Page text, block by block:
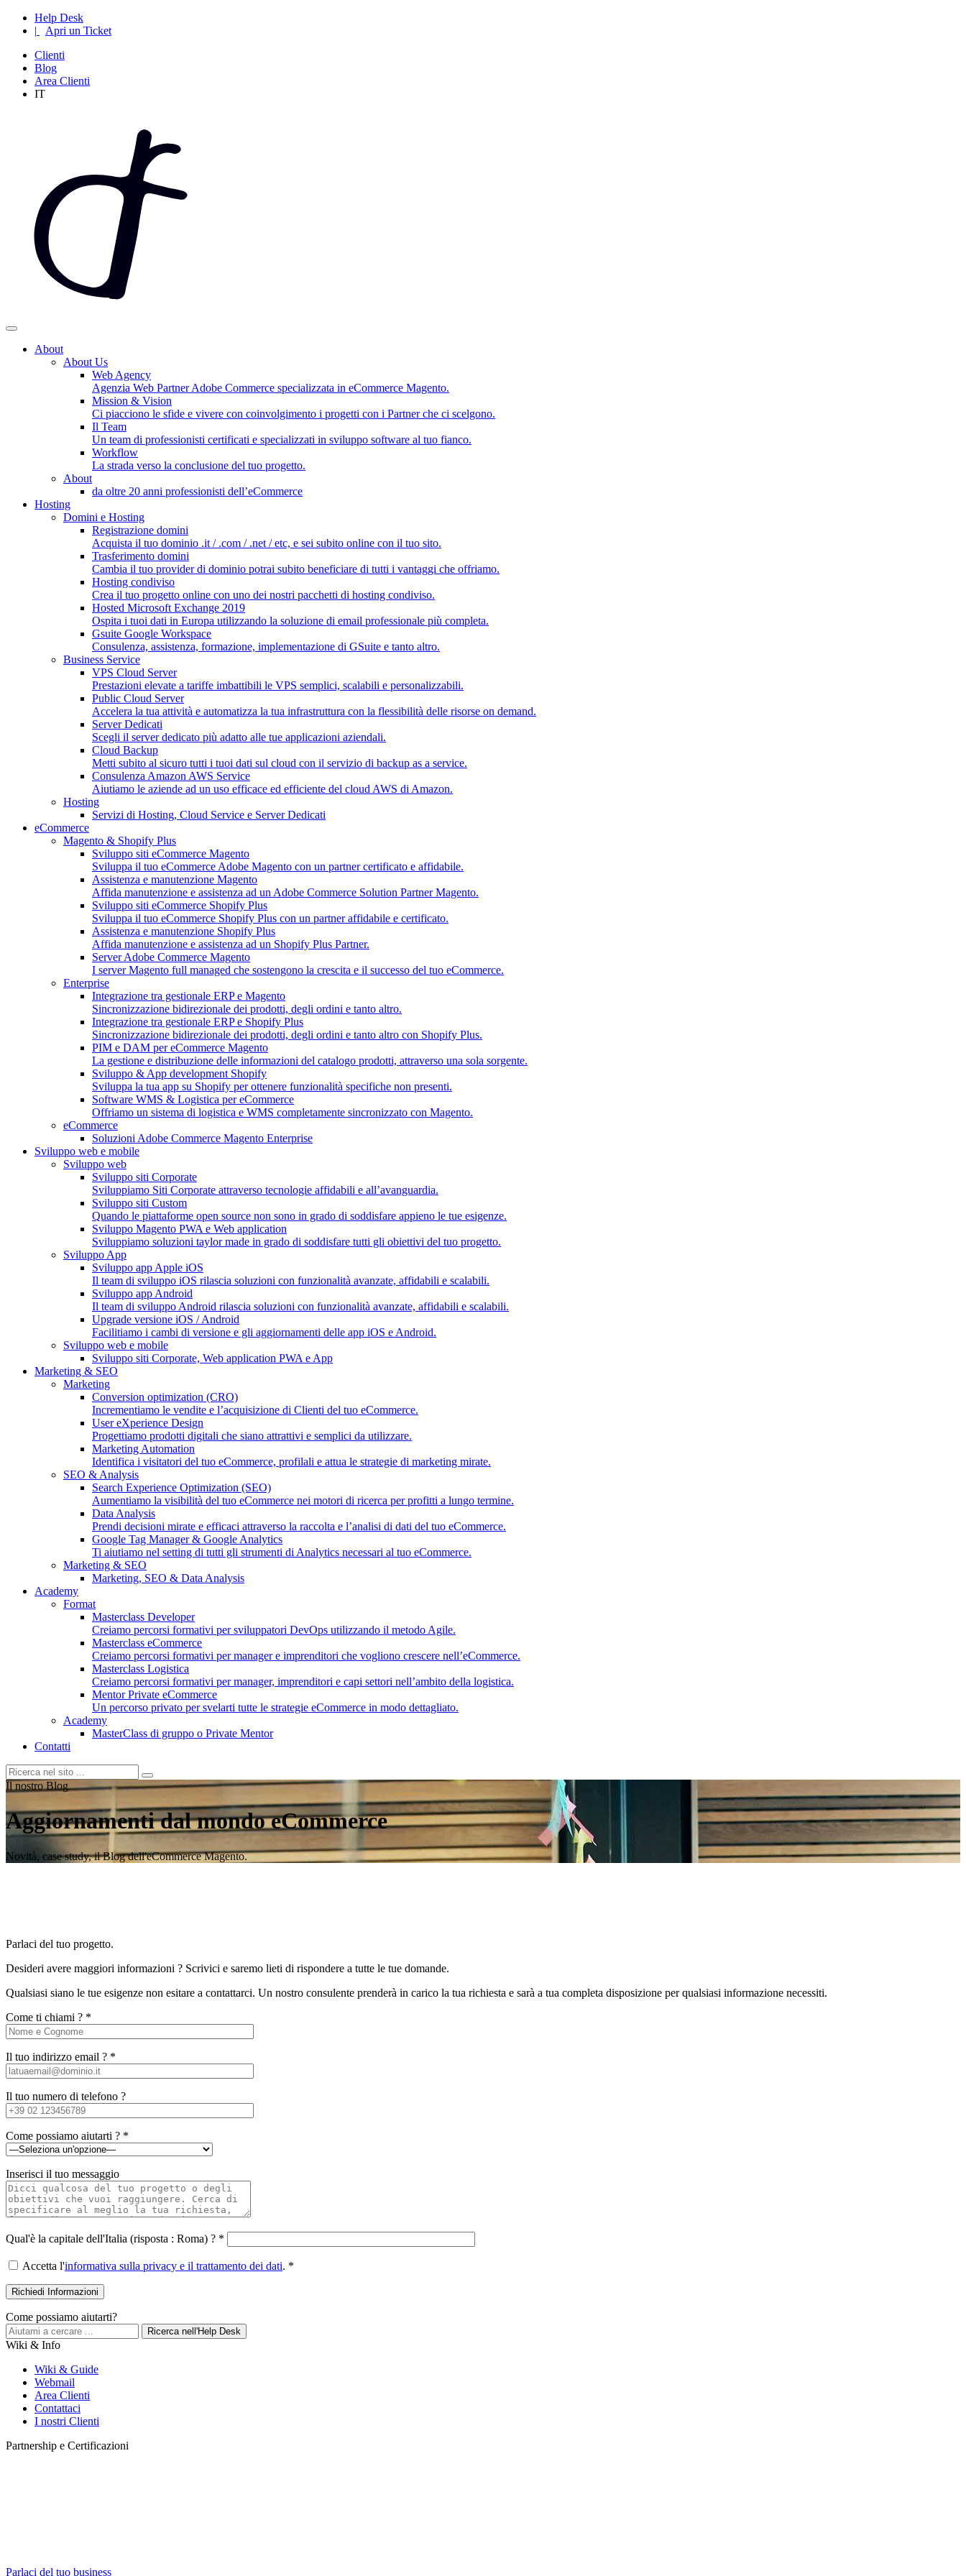
Help Desk
|
Apri un Ticket
Clienti
Blog
Area Clienti
IT
About
About Us
Web Agency
Agenzia Web Partner Adobe Commerce specializzata in eCommerce Magento.
Mission & Vision
Ci piacciono le sfide e vivere con coinvolgimento i progetti con i Partner che ci scelgono.
Il Team
Un team di professionisti certificati e specializzati in sviluppo software al tuo fianco.
Workflow
La strada verso la conclusione del tuo progetto.
About
da oltre 20 anni professionisti dell’eCommerce
Hosting
Domini e Hosting
Registrazione domini
Acquista il tuo dominio .it / .com / .net / etc, e sei subito online con il tuo sito.
Trasferimento domini
Cambia il tuo provider di dominio potrai subito beneficiare di tutti i vantaggi che offriamo.
Hosting condiviso
Crea il tuo progetto online con uno dei nostri pacchetti di hosting condiviso.
Hosted Microsoft Exchange 2019
Ospita i tuoi dati in Europa utilizzando la soluzione di email professionale più completa.
Gsuite Google Workspace
Consulenza, assistenza, formazione, implementazione di GSuite e tanto altro.
Business Service
VPS Cloud Server
Prestazioni elevate a tariffe imbattibili le VPS semplici, scalabili e personalizzabili.
Public Cloud Server
Accelera la tua attività e automatizza la tua infrastruttura con la flessibilità delle risorse on demand.
Server Dedicati
Scegli il server dedicato più adatto alle tue applicazioni aziendali.
Cloud Backup
Metti subito al sicuro tutti i tuoi dati sul cloud con il servizio di backup as a service.
Consulenza Amazon AWS Service
Aiutiamo le aziende ad un uso efficace ed efficiente del cloud AWS di Amazon.
Hosting
Servizi di Hosting, Cloud Service e Server Dedicati
eCommerce
Magento & Shopify Plus
Sviluppo siti eCommerce Magento
Sviluppa il tuo eCommerce Adobe Magento con un partner certificato e affidabile.
Assistenza e manutenzione Magento
Affida manutenzione e assistenza ad un Adobe Commerce Solution Partner Magento.
Sviluppo siti eCommerce Shopify Plus
Sviluppa il tuo eCommerce Shopify Plus con un partner affidabile e certificato.
Assistenza e manutenzione Shopify Plus
Affida manutenzione e assistenza ad un Shopify Plus Partner.
Server Adobe Commerce Magento
I server Magento full managed che sostengono la crescita e il successo del tuo eCommerce.
Enterprise
Integrazione tra gestionale ERP e Magento
Sincronizzazione bidirezionale dei prodotti, degli ordini e tanto altro.
Integrazione tra gestionale ERP e Shopify Plus
Sincronizzazione bidirezionale dei prodotti, degli ordini e tanto altro con Shopify Plus.
PIM e DAM per eCommerce Magento
La gestione e distribuzione delle informazioni del catalogo prodotti, attraverso una sola sorgente.
Sviluppo & App development Shopify
Sviluppa la tua app su Shopify per ottenere funzionalità specifiche non presenti.
Software WMS & Logistica per eCommerce
Offriamo un sistema di logistica e WMS completamente sincronizzato con Magento.
eCommerce
Soluzioni Adobe Commerce Magento Enterprise
Sviluppo web e mobile
Sviluppo web
Sviluppo siti Corporate
Sviluppiamo Siti Corporate attraverso tecnologie affidabili e all’avanguardia.
Sviluppo siti Custom
Quando le piattaforme open source non sono in grado di soddisfare appieno le tue esigenze.
Sviluppo Magento PWA e Web application
Sviluppiamo soluzioni taylor made in grado di soddisfare tutti gli obiettivi del tuo progetto.
Sviluppo App
Sviluppo app Apple iOS
Il team di sviluppo iOS rilascia soluzioni con funzionalità avanzate, affidabili e scalabili.
Sviluppo app Android
Il team di sviluppo Android rilascia soluzioni con funzionalità avanzate, affidabili e scalabili.
Upgrade versione iOS / Android
Facilitiamo i cambi di versione e gli aggiornamenti delle app iOS e Android.
Sviluppo web e mobile
Sviluppo siti Corporate, Web application PWA e App
Marketing & SEO
Marketing
Conversion optimization (CRO)
Incrementiamo le vendite e l’acquisizione di Clienti del tuo eCommerce.
User eXperience Design
Progettiamo prodotti digitali che siano attrattivi e semplici da utilizzare.
Marketing Automation
Identifica i visitatori del tuo eCommerce, profilali e attua le strategie di marketing mirate.
SEO & Analysis
Search Experience Optimization (SEO)
Aumentiamo la visibilità del tuo eCommerce nei motori di ricerca per profitti a lungo termine.
Data Analysis
Prendi decisioni mirate e efficaci attraverso la raccolta e l’analisi di dati del tuo eCommerce.
Google Tag Manager & Google Analytics
Ti aiutiamo nel setting di tutti gli strumenti di Analytics necessari al tuo eCommerce.
Marketing & SEO
Marketing, SEO & Data Analysis
Academy
Format
Masterclass Developer
Creiamo percorsi formativi per sviluppatori DevOps utilizzando il metodo Agile.
Masterclass eCommerce
Creiamo percorsi formativi per manager e imprenditori che vogliono crescere nell’eCommerce.
Masterclass Logistica
Creiamo percorsi formativi per manager, imprenditori e capi settori nell’ambito della logistica.
Mentor Private eCommerce
Un percorso privato per svelarti tutte le strategie eCommerce in modo dettagliato.
Academy
MasterClass di gruppo o Private Mentor
Contatti
Il nostro Blog
Aggiornamenti dal mondo eCommerce
Novità, case study, il Blog dell'eCommerce Magento.
Parlaci del tuo progetto.
Desideri avere maggiori informazioni ? Scrivici e saremo lieti di rispondere a tutte le tue domande.
Qualsiasi siano le tue esigenze non esitare a contattarci. Un nostro consulente prenderà in carico la tua richiesta e sarà a tua completa disposizione per qualsiasi informazione necessiti.
Come ti chiami ? *
Il tuo indirizzo email ? *
Il tuo numero di telefono ?
Come possiamo aiutarti ? *
Inserisci il tuo messaggio
Qual'è la capitale dell'Italia (risposta : Roma) ? *
Accetta l'informativa sulla privacy e il trattamento dei dati. *
Come possiamo aiutarti?
Ricerca nell'Help Desk
Wiki & Info
Wiki & Guide
Webmail
Area Clienti
Contattaci
I nostri Clienti
Partnership e Certificazioni
Parlaci del tuo business